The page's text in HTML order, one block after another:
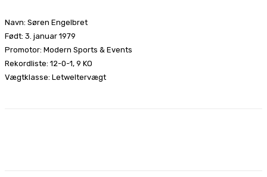
Navn: Søren Engelbret
Født: 3. januar 1979
Promotor: Modern Sports & Events
Rekordliste: 12-0-1, 9 KO
Vægtklasse: Letweltervægt